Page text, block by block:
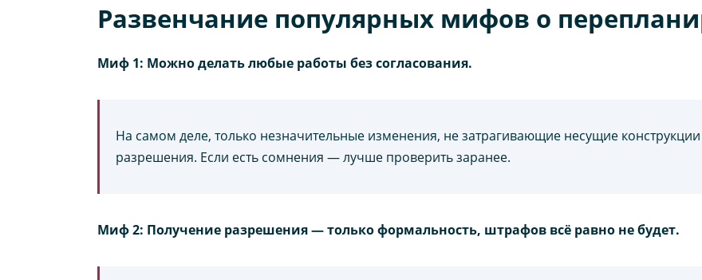
Развенчание популярных мифов о
Миф 1: Можно делать любые работы без согласования.
На самом деле, только незначительные изменения, не затрагивающие несущие
разрешения. Если есть сомнения — лучше проверить заранее.
Миф 2: Получение разрешения — только формальность, штрафов всё равно не будет.